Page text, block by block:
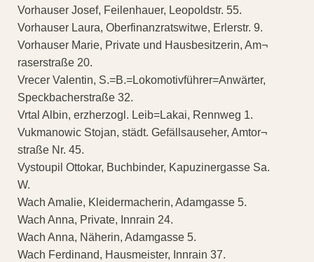
Vorhauser Josef, Feilenhauer, Leopoldstr. 55.
Vorhauser Laura, Oberfinanzratswitwe, Erlerstr. 9.
Vorhauser Marie, Private und Hausbesitzerin, Am¬
raserstraße 20.
Vrecer Valentin, S.=B.=Lokomotivführer=Anwärter,
Speckbacherstraße 32.
Vrtal Albin, erzherzogl. Leib=Lakai, Rennweg 1.
Vukmanowic Stojan, städt. Gefällsauseher, Amtor¬
straße Nr. 45.
Vystoupil Ottokar, Buchbinder, Kapuzinergasse Sa.
W.
Wach Amalie, Kleidermacherin, Adamgasse 5.
Wach Anna, Private, Innrain 24.
Wach Anna, Näherin, Adamgasse 5.
Wach Ferdinand, Hausmeister, Innrain 37.